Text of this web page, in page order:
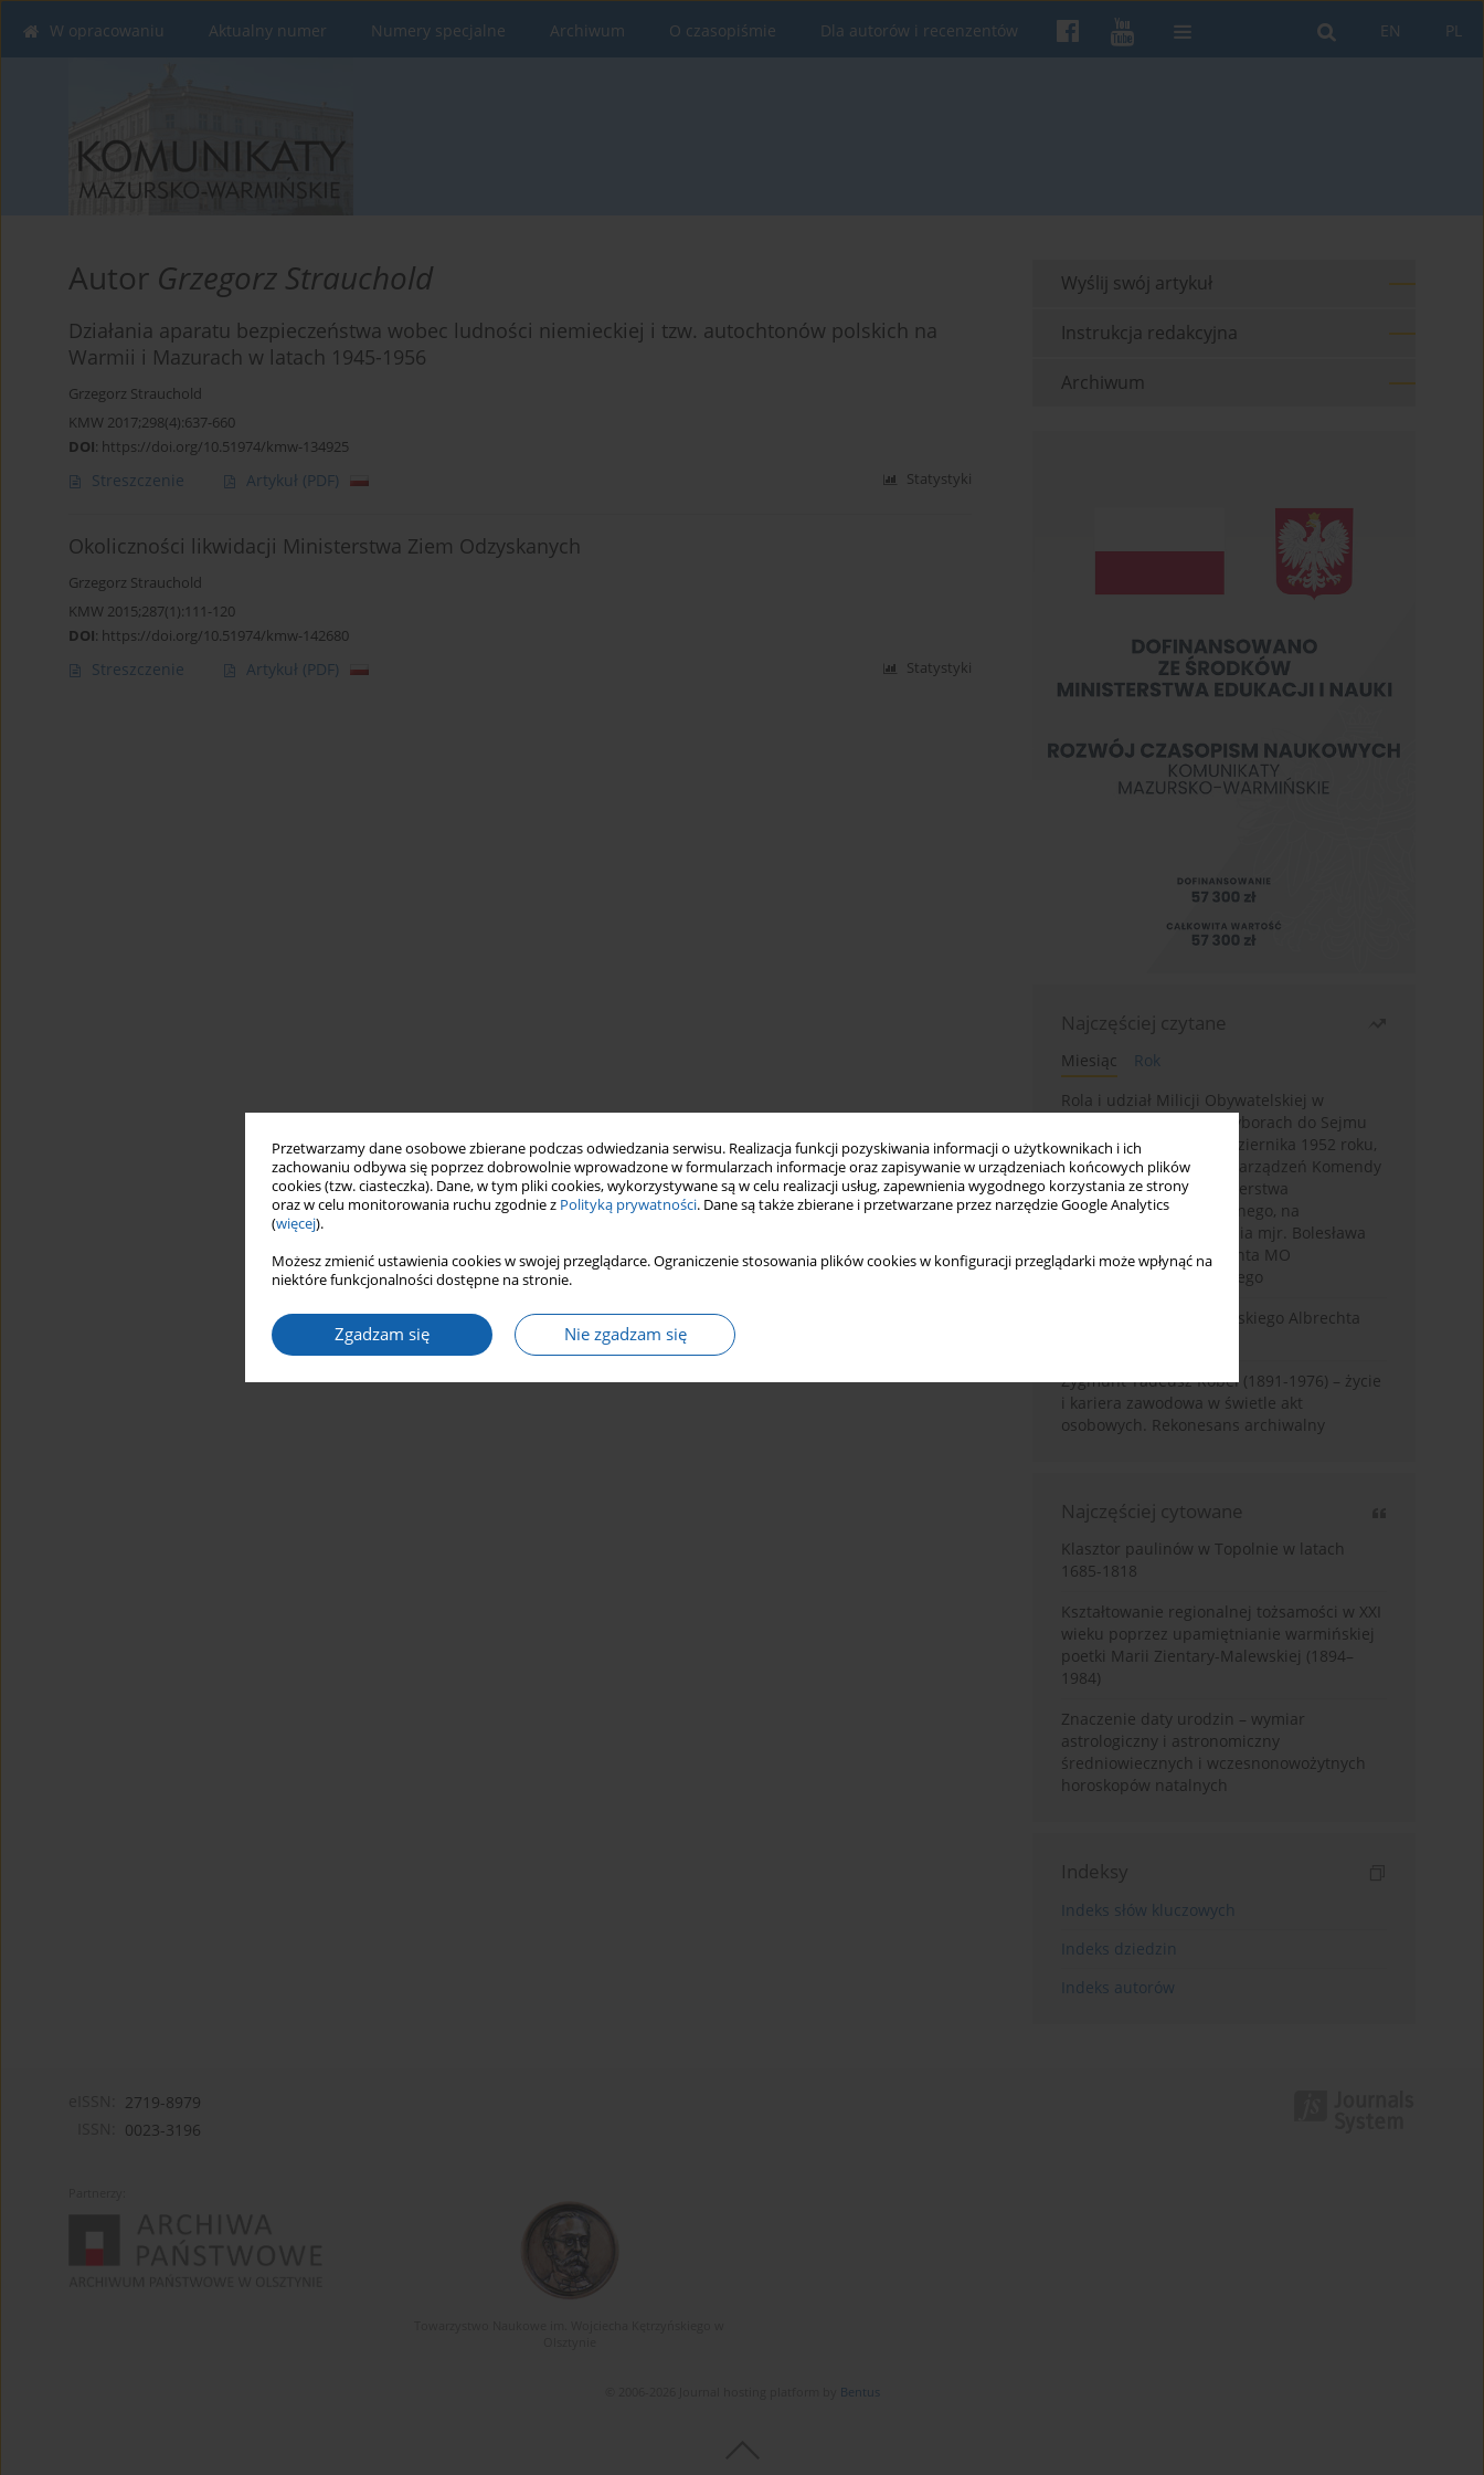
Przetwarzamy dane osobowe zbierane podczas odwiedzania serwisu. Realizacja funkcji pozyskiwania informacji o użytkownikach i ich
zachowaniu odbywa się poprzez dobrowolnie wprowadzone w formularzach informacje oraz zapisywanie w urządzeniach końcowych plików
cookies (tzw. ciasteczka). Dane, w tym pliki cookies, wykorzystywane są w celu realizacji usług, zapewnienia wygodnego korzystania ze strony
oraz w celu monitorowania ruchu zgodnie z Polityką prywatności. Dane są także zbierane i przetwarzane przez narzędzie Google Analytics
(więcej).
Możesz zmienić ustawienia cookies w swojej przeglądarce. Ograniczenie stosowania plików cookies w konfiguracji przeglądarki może wpłynąć na
niektóre funkcjonalności dostępne na stronie.
Zgadzam się Nie zgadzam się
PL
EN
W opracowaniu Aktualny numer Numery specjalne Archiwum O czasopiśmie Dla autorów i recenzentów
Autor Grzegorz Strauchold
Działania aparatu bezpieczeństwa wobec ludności niemieckiej i tzw. autochtonów polskich na
Warmii i Mazurach w latach 1945-1956
Grzegorz Strauchold
KMW 2017;298(4):637-660
DOI: https://doi.org/10.51974/kmw-134925
Streszczenie Artykuł (PDF) Statystyki
Okoliczności likwidacji Ministerstwa Ziem Odzyskanych
Grzegorz Strauchold
KMW 2015;287(1):111-120
DOI: https://doi.org/10.51974/kmw-142680
Streszczenie Artykuł (PDF) Statystyki
Wyślij swój artykuł
Instrukcja redakcyjna
Archiwum
Najczęściej czytane
Miesiąc
Rok
Rola i udział Milicji Obywatelskiej w
kampanii wyborczej i wyborach do Sejmu
PRL I kadencji z 26 października 1952 roku,
w świetle wytycznych i zarządzeń Komendy
Głównej MO oraz Ministerstwa
Bezpieczeństwa Publicznego, na
przykładzie sprawozdania mjr. Bolesława
Wyszyńskiego komendanta MO
województwa olsztyńskiego
Melancholia Księcia Pruskiego Albrechta
Zygmunt Tadeusz Robel (1891-1976) – życie
i kariera zawodowa w świetle akt
osobowych. Rekonesans archiwalny
Najczęściej cytowane
Klasztor paulinów w Topolnie w latach
1685-1818
Kształtowanie regionalnej tożsamości w XXI
wieku poprzez upamiętnianie warmińskiej
poetki Marii Zientary-Malewskiej (1894–
1984)
Znaczenie daty urodzin – wymiar
astrologiczny i astronomiczny
średniowiecznych i wczesnonowożytnych
horoskopów natalnych
Indeksy
Indeks słów kluczowych
Indeks dziedzin
Indeks autorów
2719-8979
0023-3196
Bentus